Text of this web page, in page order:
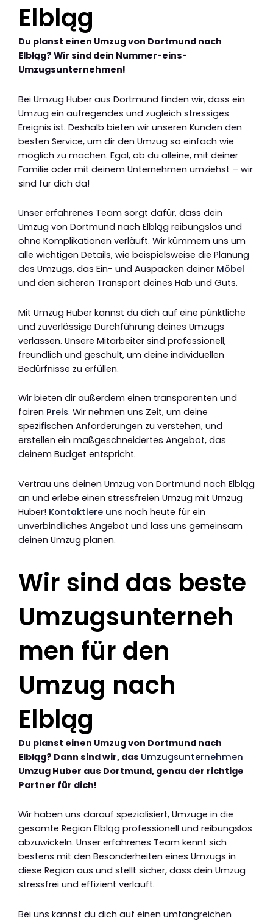
Elbląg
Du planst einen Umzug von Dortmund nach
Elbląg? Wir sind dein Nummer-eins-
Umzugsunternehmen!
Bei Umzug Huber aus Dortmund finden wir, dass ein
Umzug ein aufregendes und zugleich stressiges
Ereignis ist. Deshalb bieten wir unseren Kunden den
besten Service, um dir den Umzug so einfach wie
möglich zu machen. Egal, ob du alleine, mit deiner
Familie oder mit deinem Unternehmen umziehst – wir
sind für dich da!
Unser erfahrenes Team sorgt dafür, dass dein
Umzug von Dortmund nach Elbląg reibungslos und
ohne Komplikationen verläuft. Wir kümmern uns um
alle wichtigen Details, wie beispielsweise die Planung
des Umzugs, das Ein- und Auspacken deiner Möbel
und den sicheren Transport deines Hab und Guts.
Mit Umzug Huber kannst du dich auf eine pünktliche
und zuverlässige Durchführung deines Umzugs
verlassen. Unsere Mitarbeiter sind professionell,
freundlich und geschult, um deine individuellen
Bedürfnisse zu erfüllen.
Wir bieten dir außerdem einen transparenten und
fairen Preis. Wir nehmen uns Zeit, um deine
spezifischen Anforderungen zu verstehen, und
erstellen ein maßgeschneidertes Angebot, das
deinem Budget entspricht.
Vertrau uns deinen Umzug von Dortmund nach Elbląg
an und erlebe einen stressfreien Umzug mit Umzug
Huber! Kontaktiere uns noch heute für ein
unverbindliches Angebot und lass uns gemeinsam
deinen Umzug planen.
Wir sind das beste
Umzugsunterneh
men für den
Umzug nach
Elbląg
Du planst einen Umzug von Dortmund nach
Elbląg? Dann sind wir, das Umzugsunternehmen
Umzug Huber aus Dortmund, genau der richtige
Partner für dich!
Wir haben uns darauf spezialisiert, Umzüge in die
gesamte Region Elbląg professionell und reibungslos
abzuwickeln. Unser erfahrenes Team kennt sich
bestens mit den Besonderheiten eines Umzugs in
diese Region aus und stellt sicher, dass dein Umzug
stressfrei und effizient verläuft.
Bei uns kannst du dich auf einen umfangreichen